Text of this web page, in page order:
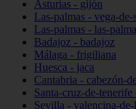
Asturias - gijón
Las-palmas - vega-de-
Las-palmas - las-
Badajoz - badajoz
Málaga - frigiliana
Huesca - jaca
Cantabria - cabezón-
Santa-cruz-de-
Sevilla - valencina-